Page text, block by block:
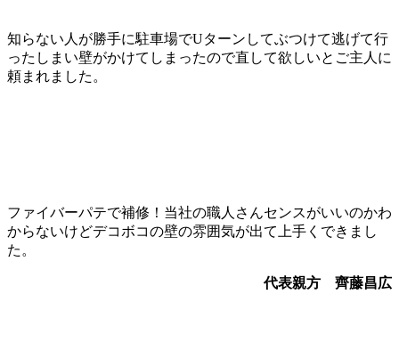
知らない人が勝手に駐車場でUターンしてぶつけて逃げて行
ったしまい壁がかけてしまったので直して欲しいとご主人に
頼まれました。
ファイバーパテで補修！当社の職人さんセンスがいいのかわ
からないけどデコボコの壁の雰囲気が出て上手くできまし
た。
代表親方 齊藤昌広